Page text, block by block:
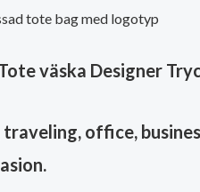
tote bag med logotyp
väska Designer
office,